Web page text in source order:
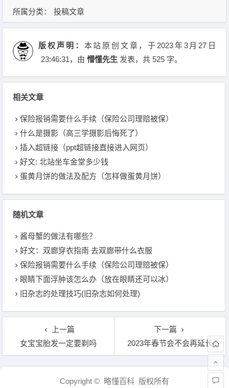
所属分类： 投稿文章
版权声明： 本站原创文章，于2023年3月27日
23:46:31，由懵懂先生 发表，共 525 字。
相关文章
保险报销需要什么手续（保险公司理赔被保）
什么是摄影（高三学摄影后悔死了）
插入超链接（ppt超链接直接进入网页）
好文: 北站坐车金堂多少钱
蛋黄月饼的做法及配方（怎样做蛋黄月饼）
随机文章
酱母蟹的做法有哪些？
好文：双廊穿衣指南 去双廊带什么衣服
保险报销需要什么手续（保险公司理赔被保）
眼睛下面浮肿该怎么办（放在眼睛还可以冰）
旧杂志的处理技巧(旧杂志如何处理)
上一篇
女宝宝胎发一定要剃吗
下一篇
2023年春节会不会再延长
文章导航
Copyright © 略懂百科 版权所有